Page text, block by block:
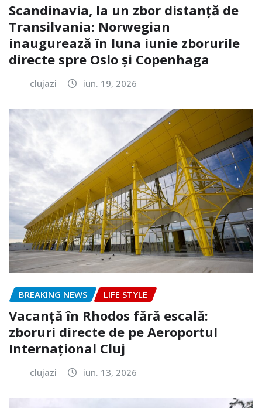
Scandinavia, la un zbor distanță de
Transilvania: Norwegian
inaugurează în luna iunie zborurile
directe spre Oslo și Copenhaga
clujazi iun. 19, 2026
BREAKING NEWS LIFE STYLE
Vacanță în Rhodos fără escală:
zboruri directe de pe Aeroportul
Internațional Cluj
clujazi iun. 13, 2026